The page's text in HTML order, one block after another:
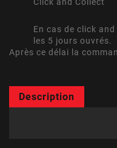
Click and Collect
En cas de click
les 5 jours ouvrés.
Après ce délai la
Description